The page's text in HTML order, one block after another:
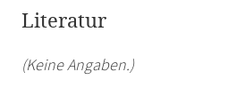
Literatur
(Keine Angaben.)